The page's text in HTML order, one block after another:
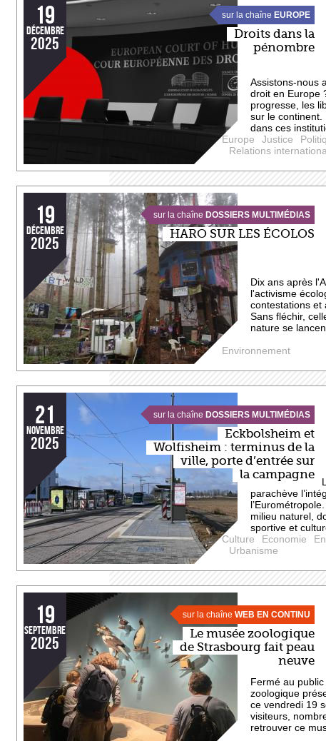
19
décembre
2025
sur la chaîne EUROPE
Droits dans la
pénombre
Assistons-nous
droit en Europe
progresse, les
sur le continent.
dans ces
Europe
Justice
Relations
19
décembre
2025
sur la chaîne DOSSIERS MULTIMÉDIAS
HARO SUR LES ÉCOLOS
Dix ans après
l'activisme
contestations et
Sans fléchir,
nature se
Environnement
21
novembre
2025
sur la chaîne DOSSIERS MULTIMÉDIAS
Eckbolsheim et
Wolfisheim : terminus de la
ville, porte d’entrée sur
la campagne
parachève
milieu naturel,
sportive et
Culture
Economie
Urbanisme
19
septembre
2025
sur la chaîne WEB EN CONTINU
Le musée zoologique
de Strasbourg fait peau
neuve
Fermé au
zoologique
ce vendredi 19
visiteurs,
retrouver ce